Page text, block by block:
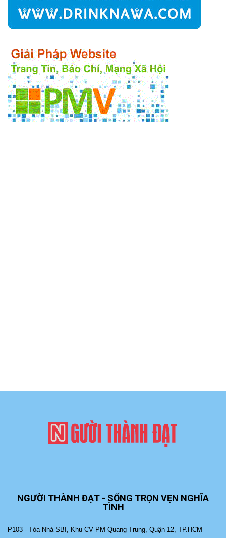
NGƯỜI THÀNH ĐẠT - SỐNG TRỌN VẸN NGHĨA
TÌNH
P103 - Tòa Nhà SBI, Khu CV PM Quang Trung, Quận 12, TP.HCM